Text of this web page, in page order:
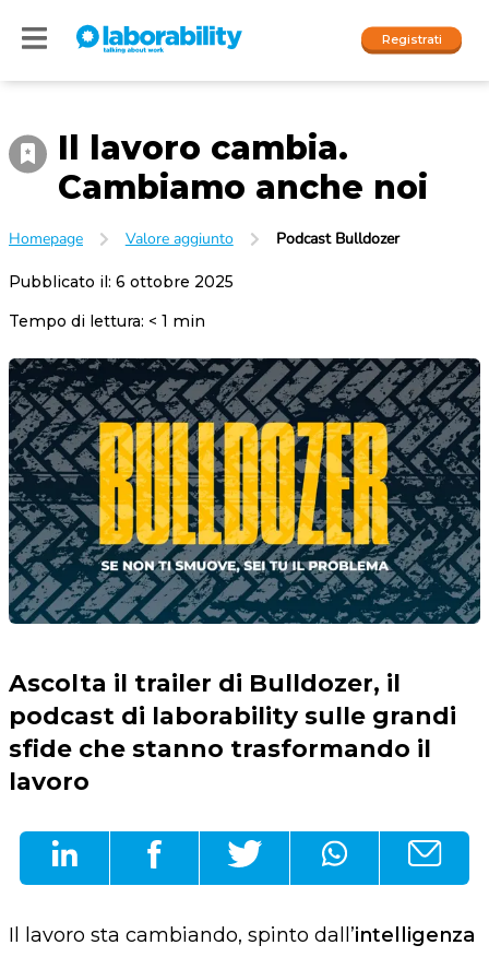
Registrati
I nostri social
Accedi
People
Company
Il lavoro cambia.
Cambiamo anche noi
Homepage Valore aggiunto Podcast Bulldozer
Pubblicato il: 6 ottobre 2025
Tempo di lettura: < 1 min
Ascolta il trailer di Bulldozer, il
podcast di laborability sulle grandi
sfide che stanno trasformando il
lavoro
Il lavoro sta cambiando, spinto dall’intelligenza